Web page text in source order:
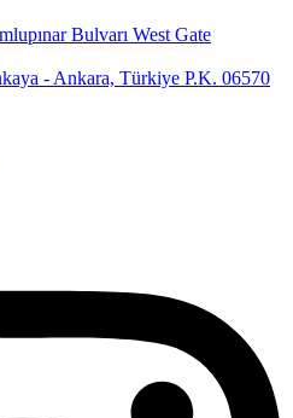
Bulvarı West Gate
- Ankara, Türkiye P.K. 06570